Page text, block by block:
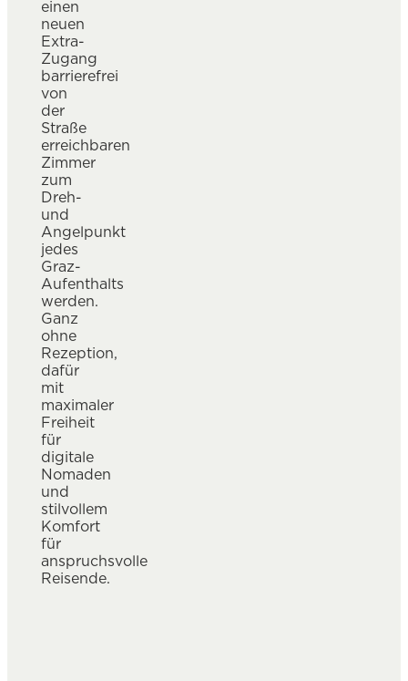
einen
neuen
Extra-
Zugang
barrierefrei
von
der
Straße
erreichbaren
Zimmer
zum
Dreh-
und
Angelpunkt
jedes
Graz-
Aufenthalts
werden.
Ganz
ohne
Rezeption,
dafür
mit
maximaler
Freiheit
für
digitale
Nomaden
und
stilvollem
Komfort
für
anspruchsvolle
Reisende.